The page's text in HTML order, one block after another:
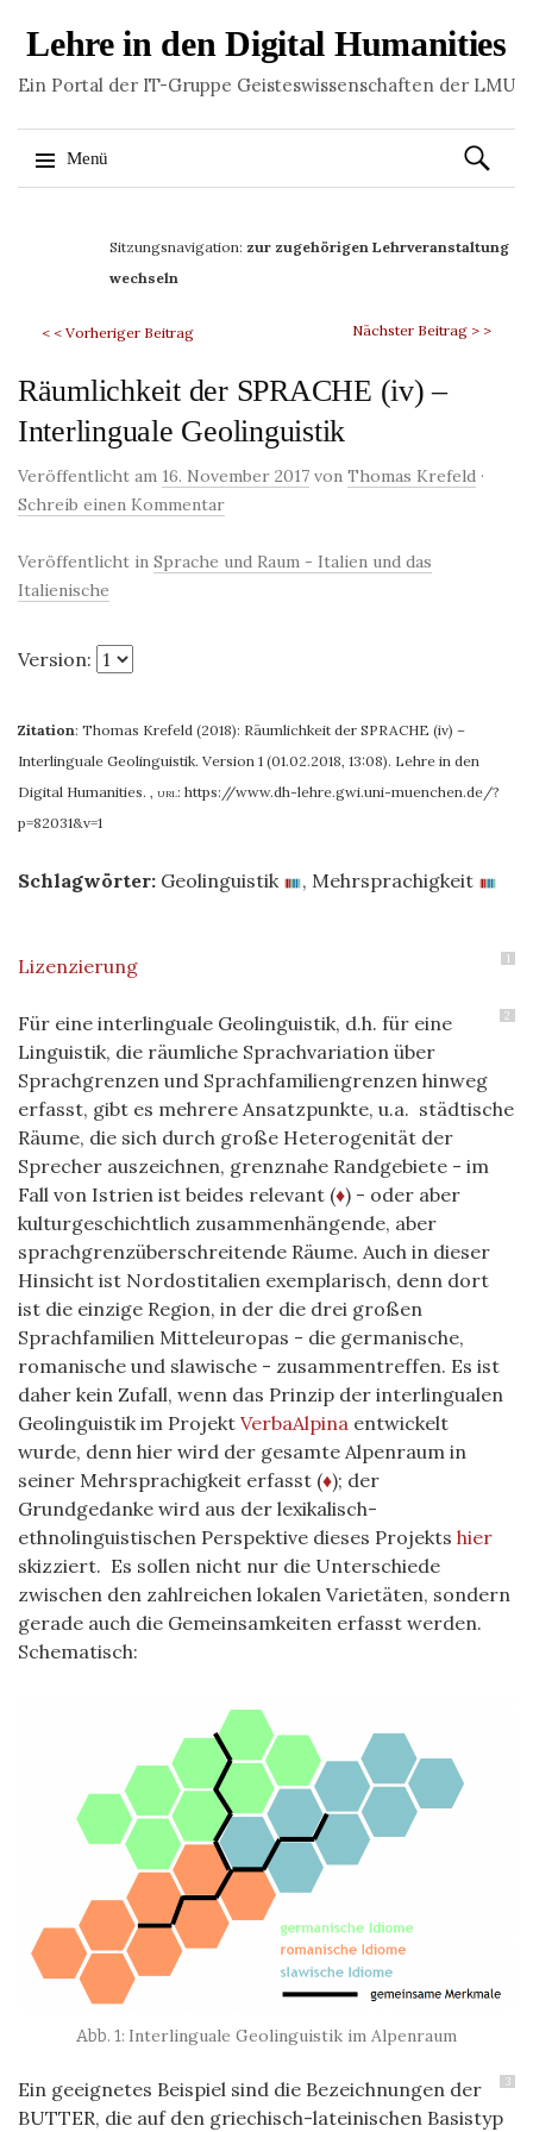
Lehre in den Digital Humanities
Ein Portal der IT-Gruppe Geisteswissenschaften der LMU
Menü
Suchen
nach:
Sitzungsnavigation: zur zugehörigen Lehrveranstaltung
wechseln
< < Vorheriger Beitrag Nächster Beitrag > >
Räumlichkeit der SPRACHE (iv) –
Interlinguale Geolinguistik
Veröffentlicht am 16. November 2017 von Thomas Krefeld ·
Schreib einen Kommentar
Veröffentlicht in Sprache und Raum - Italien und das
Italienische
Version:
Zitation: Thomas Krefeld (2018): Räumlichkeit der SPRACHE (iv) –
Interlinguale Geolinguistik. Version 1 (01.02.2018, 13:08). Lehre in den
Digital Humanities. , url: https://www.dh-lehre.gwi.uni-muenchen.de/?
p=82031&v=1
Schlagwörter: Geolinguistik , Mehrsprachigkeit
1
Lizenzierung
2
Für eine interlinguale Geolinguistik, d.h. für eine
Linguistik, die räumliche Sprachvariation über
Sprachgrenzen und Sprachfamiliengrenzen hinweg
erfasst, gibt es mehrere Ansatzpunkte, u.a. städtische
Räume, die sich durch große Heterogenität der
Sprecher auszeichnen, grenznahe Randgebiete - im
Fall von Istrien ist beides relevant (♦) - oder aber
kulturgeschichtlich zusammenhängende, aber
sprachgrenzüberschreitende Räume. Auch in dieser
Hinsicht ist Nordostitalien exemplarisch, denn dort
ist die einzige Region, in der die drei großen
Sprachfamilien Mitteleuropas - die germanische,
romanische und slawische - zusammentreffen. Es ist
daher kein Zufall, wenn das Prinzip der interlingualen
Geolinguistik im Projekt VerbaAlpina entwickelt
wurde, denn hier wird der gesamte Alpenraum in
seiner Mehrsprachigkeit erfasst (♦); der
Grundgedanke wird aus der lexikalisch-
ethnolinguistischen Perspektive dieses Projekts hier
skizziert. Es sollen nicht nur die Unterschiede
zwischen den zahlreichen lokalen Varietäten, sondern
gerade auch die Gemeinsamkeiten erfasst werden.
Schematisch:
Interlinguale Geolinguistik im Alpenraum
3
Ein geeignetes Beispiel sind die Bezeichnungen der
BUTTER, die auf den griechisch-lateinischen Basistyp